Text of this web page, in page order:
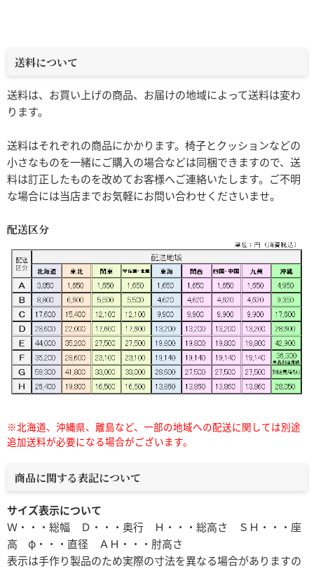
送料について
送料は、お買い上げの商品、お届けの地域によって送料は変わ
ります。
送料はそれぞれの商品にかかります。椅子とクッションなどの
小さなものを一緒にご購入の場合などは同梱できますので、送
料は訂正したものを改めてお客様へご連絡いたします。ご不明
な場合には当店までお気軽にお問い合わせくださいませ。
配送区分
※北海道、沖縄県、離島など、一部の地域への配送に関しては別途
追加送料が必要になる場合がございます。
商品に関する表記について
サイズ表示について
Ｗ・・・総幅 Ｄ・・・奥行 Ｈ・・・総高さ ＳＨ・・・座
高 φ・・・直径 ＡＨ・・・肘高さ
表示は手作り製品のため実際の寸法を異なる場合がありますの